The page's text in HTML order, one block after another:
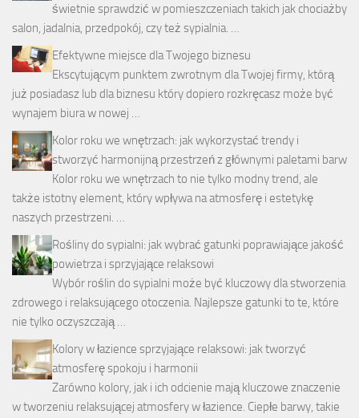
świetnie sprawdzić w pomieszczeniach takich jak chociażby
salon, jadalnia, przedpokój, czy też sypialnia. …
Efektywne miejsce dla Twojego biznesu
Ekscytującym punktem zwrotnym dla Twojej firmy, którą
już posiadasz lub dla biznesu który dopiero rozkręcasz może być
wynajem biura w nowej …
Kolor roku we wnętrzach: jak wykorzystać trendy i
stworzyć harmonijną przestrzeń z głównymi paletami barw
Kolor roku we wnętrzach to nie tylko modny trend, ale
także istotny element, który wpływa na atmosferę i estetykę
naszych przestrzeni. …
Rośliny do sypialni: jak wybrać gatunki poprawiające jakość
powietrza i sprzyjające relaksowi
Wybór roślin do sypialni może być kluczowy dla stworzenia
zdrowego i relaksującego otoczenia. Najlepsze gatunki to te, które
nie tylko oczyszczają …
Kolory w łazience sprzyjające relaksowi: jak tworzyć
atmosferę spokoju i harmonii
Zarówno kolory, jak i ich odcienie mają kluczowe znaczenie
w tworzeniu relaksującej atmosfery w łazience. Ciepłe barwy, takie